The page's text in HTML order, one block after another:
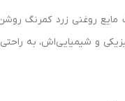
روغنی زرد کمرنگ
و شیمیایی‌اش، به